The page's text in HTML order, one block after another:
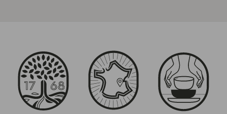
Passe au micro-onde
Résiste au congélateur et aux chocs thermiques
(-20°c)
Diamètre 26CM
Poids 0,730KG